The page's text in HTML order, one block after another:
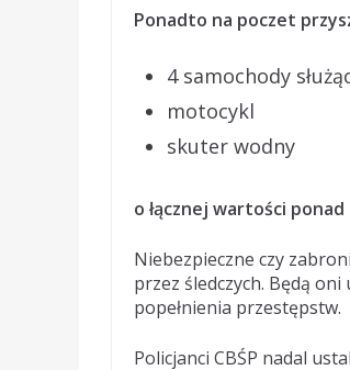
Ponadto na poczet
4 samochody
motocykl
skuter wodny
o łącznej wartości
Niebezpieczne czy
przez śledczych. Będą
popełnienia przestępstw.
Policjanci CBŚP nadal